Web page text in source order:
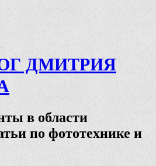
ДМИТРИЯ
в области
по фототехнике и